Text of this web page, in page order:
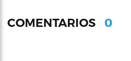
COMENTARIOS 0